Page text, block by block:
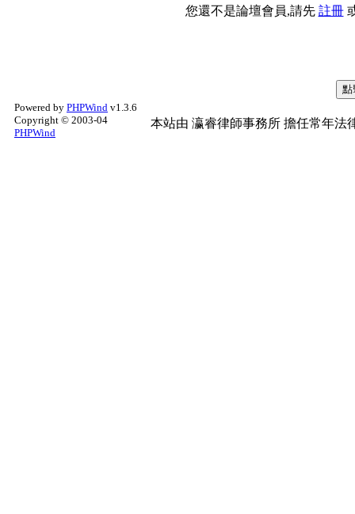
您還不是論壇會員,請先 註冊
Powered by PHPWind v1.3.6
Copyright © 2003-04
PHPWind
本站由 瀛睿律師事務所 擔任常年法